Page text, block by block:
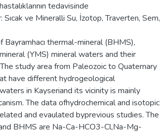
tedavisinde
ve Mineralli Su, İzotop, Traverten, Sem,
thermal-mineral (BHMS),
(YMS) mineral waters and their
study area from Paleozoic to Quaternary
have different hydrogeological
in Kayseriand its vicinity is mainly
The data ofhydrochemical and isotopic
and evaulated byprevious studies. The
BHMS are Na-Ca-HCO3-Cl,Na-Mg-